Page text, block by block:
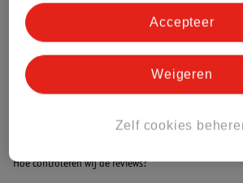
Bestel & Bezorginformatie
Bekijk ook
Alle Korean cleanser
Hoe controleren wij de reviews?
Zelf cookies
Weigeren
Accepteer